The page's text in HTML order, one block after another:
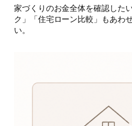
家づくりのお金全体を確認した
ク」「住宅ローン比較」もあわ
い。